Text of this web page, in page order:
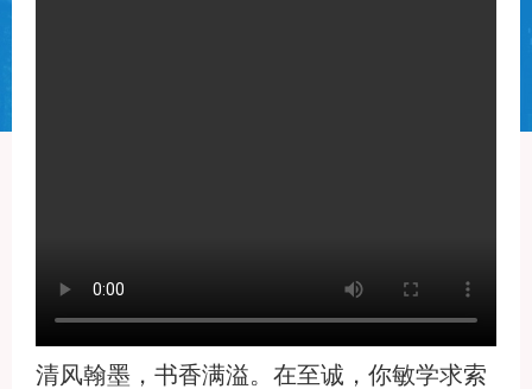
清风翰墨，书香满溢。在至诚，你敏学求索